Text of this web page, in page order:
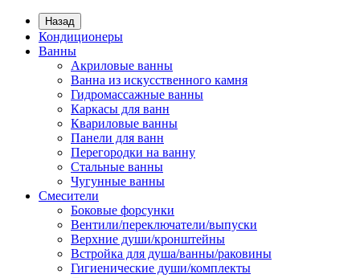
Назад
Кондиционеры
Ванны
Акриловые ванны
Ванна из искусственного камня
Гидромассажные ванны
Каркасы для ванн
Квариловые ванны
Панели для ванн
Перегородки на ванну
Стальные ванны
Чугунные ванны
Смесители
Боковые форсунки
Вентили/переключатели/выпуски
Верхние души/кронштейны
Встройка для душа/ванны/раковины
Гигиенические души/комплекты